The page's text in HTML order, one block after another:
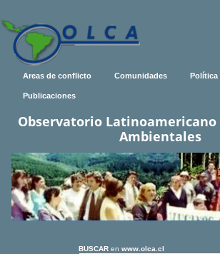
Areas de conflicto Comunidades Política
Publicaciones
Observatorio Latinoamericano
Ambientales
BUSCAR en www.olca.cl